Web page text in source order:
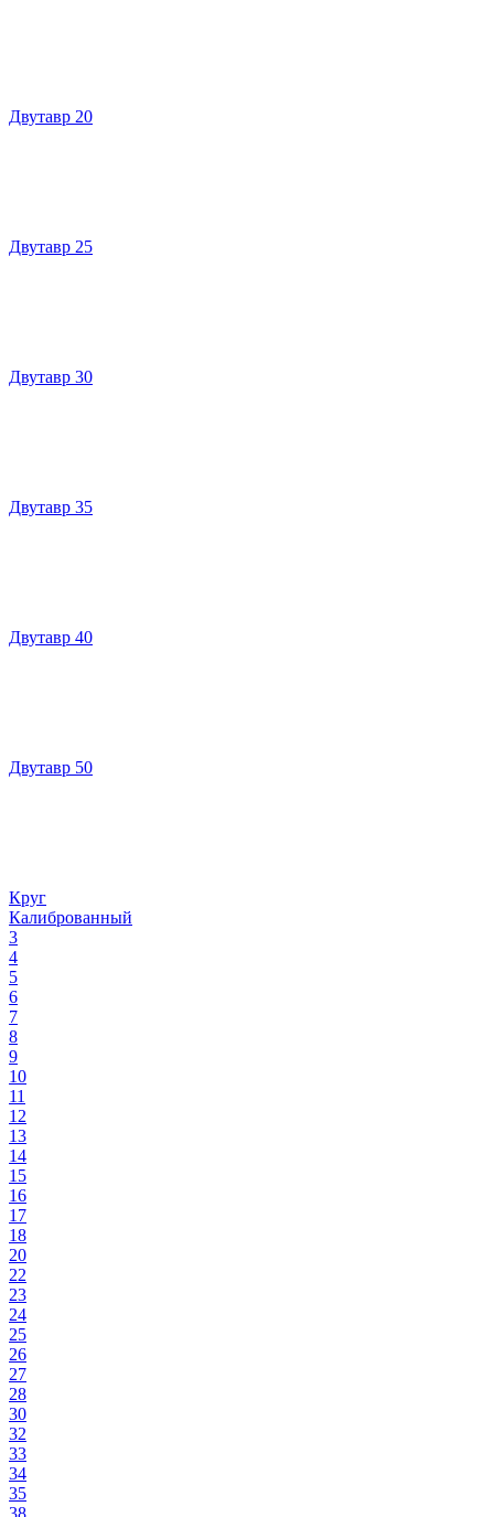
Двутавр 20
Двутавр 25
Двутавр 30
Двутавр 35
Двутавр 40
Двутавр 50
Круг
Калиброванный
3
4
5
6
7
8
9
10
11
12
13
14
15
16
17
18
20
22
23
24
25
26
27
28
30
32
33
34
35
38